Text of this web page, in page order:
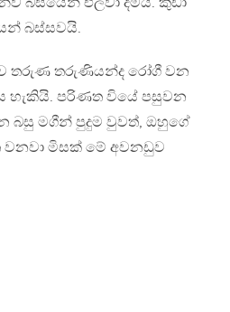
බසයෙන් එලවා දමයි. කුඩා
බස්සවයි.
තරුණ තරුණියන්ද රෝගී වන
හැකියි. පරිණත වියේ පසුවන
බසු මගීන් පුදුම වුවත්, ඔහුගේ
මිසක් මේ අවනඩුව